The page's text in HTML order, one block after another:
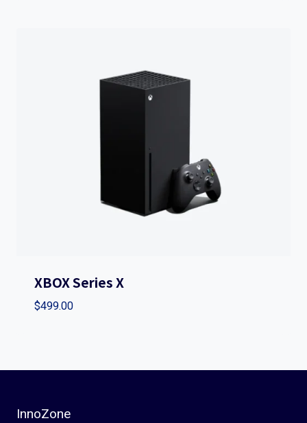
XBOX Series X
$499.00
InnoZone